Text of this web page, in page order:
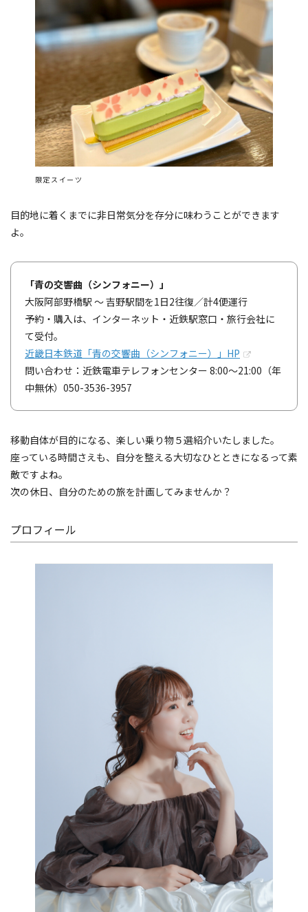
限定スイーツ
目的地に着くまでに非日常気分を存分に味わうことができます
よ。
「青の交響曲（シンフォニー）」
大阪阿部野橋駅 ～ 吉野駅間を1日2往復／計4便運行
予約・購入は、インターネット・近鉄駅窓口・旅行会社に
て受付。
近畿日本鉄道「青の交響曲（シンフォニー）」HP
問い合わせ：近鉄電車テレフォンセンター 8:00～21:00（年
中無休）050-3536-3957
移動自体が目的になる、楽しい乗り物５選紹介いたしました。
座っている時間さえも、自分を整える大切なひとときになるって素
敵ですよね。
次の休日、自分のための旅を計画してみませんか？
プロフィール